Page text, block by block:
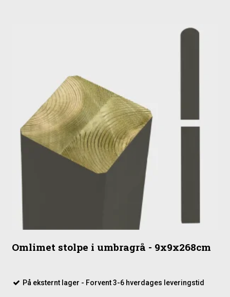
Omlimet stolpe i umbragrå - 9x9x268cm
På eksternt lager - Forvent 3-6 hverdages leveringstid